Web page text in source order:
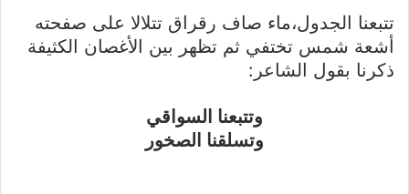
تتبعنا الجدول،ماء صاف رقراق تتلالا على صفحته
أشعة شمس تختفي ثم تظهر بين الأغصان الكثيفة
ذكرنا بقول الشاعر:
وتتبعنا السواقي
وتسلقنا الصخور